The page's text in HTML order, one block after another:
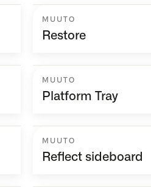
MUUTO
Restore
MUUTO
Platform Tray
MUUTO
Reflect sideboard